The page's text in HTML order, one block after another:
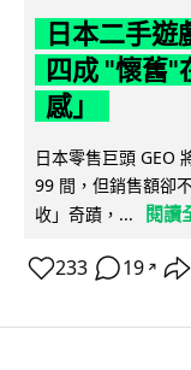
日本二手
四成 "懷舊"
感」
日本零售巨頭 GEO
99 間，但銷售額卻
收」奇蹟，...
閱讀
233 19 ↗